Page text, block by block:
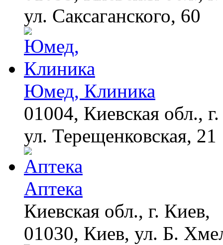
ул. Саксаганского, 60
Юмед, Клиника
01004, Киевская обл.,
ул. Терещенковская, 21
Аптека
Киевская обл., г. Киев,
01030, Киев, ул. Б.